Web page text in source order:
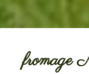
fromage